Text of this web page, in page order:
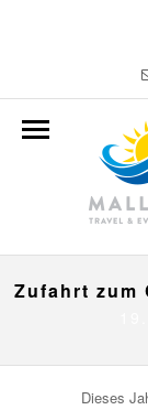
Zufahrt zum
Dieses